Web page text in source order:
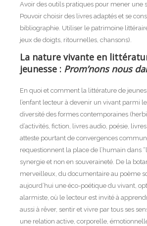
Avoir des outils pratiques pour mener une
Pouvoir choisir des livres adaptés et se
bibliographie. Utiliser le patrimoine
jeux de doigts, ritournelles, chansons).
La nature vivante en
jeunesse : Prom’nons nous
En quoi et comment la littérature de
l’enfant lecteur à devenir un vivant parmi
diversité des formes contemporaines
d’activités, fiction, livres audio, poésie,
atteste pourtant de convergences
requestionnent la place de l’humain dans
synergie et non en souveraineté. De la
merveilleux, du documentaire au poème
aujourd’hui une éco-poétique du vivant,
alarmiste, où le lecteur est invité à
aussi à rêver, sentir et vivre par tous ses
une relation active, corporelle,